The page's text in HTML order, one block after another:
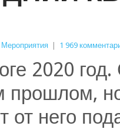
Мероприятия 1 969
2020
прошлом,
от него